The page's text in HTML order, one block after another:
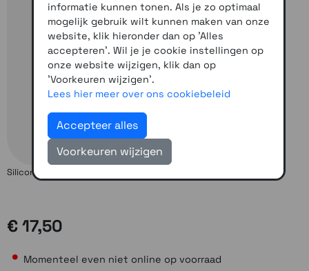
Siliconen beschermhoes voor de Oregon 600 en 700 serie
€ 17,50
Momenteel even niet online op voorraad
informatie kunnen tonen. Als je zo optimaal
mogelijk gebruik wilt kunnen maken van onze
website, klik hieronder dan op 'Alles
accepteren'. Wil je je cookie instellingen op
onze website wijzigen, klik dan op
'Voorkeuren wijzigen'.
Lees hier meer over ons cookiebeleid
Accepteer alles
Voorkeuren wijzigen